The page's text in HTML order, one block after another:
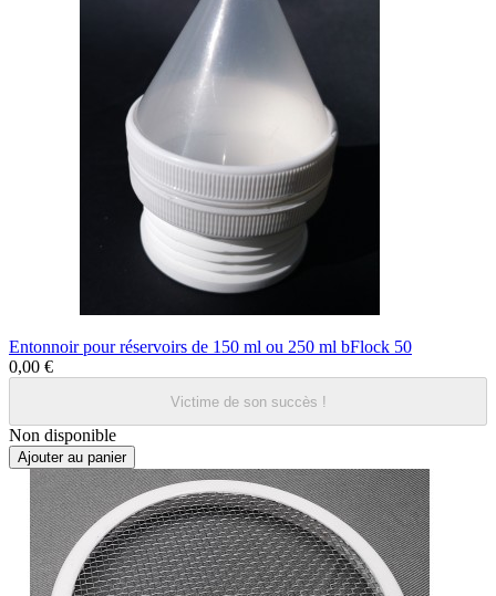
Entonnoir pour réservoirs de 150 ml ou 250 ml bFlock 50
0,00 €
Victime de son succès !
Non disponible
Ajouter au panier